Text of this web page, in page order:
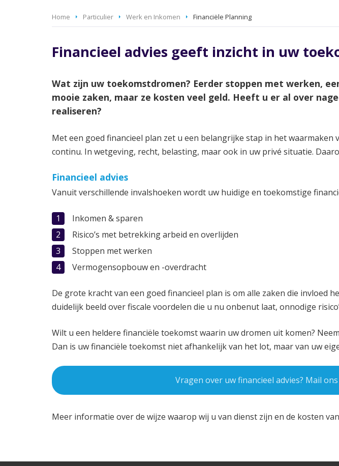
Home Particulier Werk en Inkomen Financiële Planning
Financieel advies geeft inzicht in uw
Wat zijn uw toekomstdromen? Eerder stoppen met werken,
mooie zaken, maar ze kosten veel geld. Heeft u er al over
realiseren?
Met een goed financieel plan zet u een belangrijke stap in het
continu. In wetgeving, recht, belasting, maar ook in uw privé situatie.
Financieel advies
Vanuit verschillende invalshoeken wordt uw huidige en toekomstige
Inkomen & sparen
Risico’s met betrekking arbeid en overlijden
Stoppen met werken
Vermogensopbouw en -overdracht
De grote kracht van een goed financieel plan is om alle zaken die invloed
duidelijk beeld over fiscale voordelen die u nu onbenut laat, onnodige
Wilt u een heldere financiële toekomst waarin uw dromen uit komen?
Dan is uw financiële toekomst niet afhankelijk van het lot, maar van uw
Vragen over uw financieel advies? Mail
Meer informatie over de wijze waarop wij u van dienst zijn en de kosten